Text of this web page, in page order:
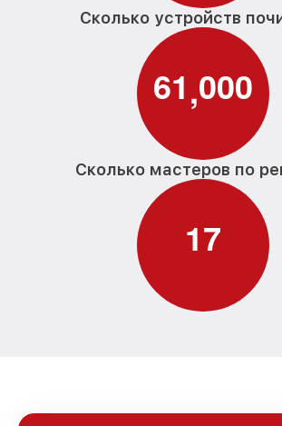
Сколько устройств
61,000
Сколько мастеров по
17